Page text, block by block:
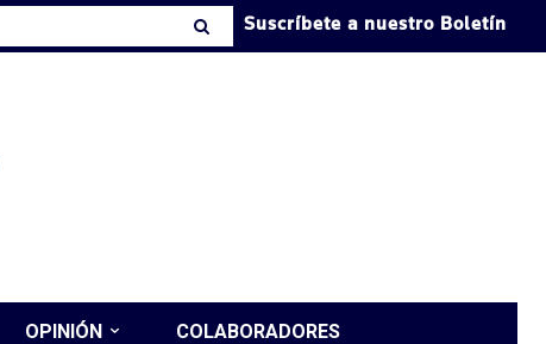
Suscríbete a nuestro Boletín
OPINIÓN COLABORADORES